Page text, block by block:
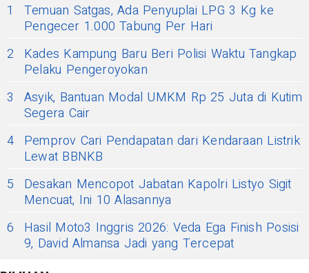
1
Temuan Satgas, Ada Penyuplai LPG 3 Kg ke
Pengecer 1.000 Tabung Per Hari
2
Kades Kampung Baru Beri Polisi Waktu Tangkap
Pelaku Pengeroyokan
3
Asyik, Bantuan Modal UMKM Rp 25 Juta di Kutim
Segera Cair
4 Pemprov Cari Pendapatan dari Kendaraan Listrik
Lewat BBNKB
5
Desakan Mencopot Jabatan Kapolri Listyo Sigit
Mencuat, Ini 10 Alasannya
6
Hasil Moto3 Inggris 2026: Veda Ega Finish Posisi
9, David Almansa Jadi yang Tercepat